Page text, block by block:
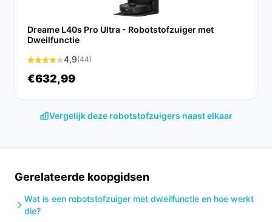
De Chesto T2 Pro 3-in-1 robotstofzuiger is de ideale
oplossing voor iedereen die op zoek is naar een slimme,
houden. Met zijn krachtige prestaties en gebruiksgemak
is dit apparaat een waardevolle aanvulling op jouw
huishouden.
Ontdek alle specificaties en vergelijk prijzen op
bij jouw behoeften!
Dreame L40s Pro Ultra - Robotstofzuiger met
Dweilfunctie
4,9(44)
€632,99
Vergelijk deze robotstofzuigers naast elkaar
Gerelateerde koopgidsen
Wat is een robotstofzuiger met dweilfunctie en hoe werkt
die?